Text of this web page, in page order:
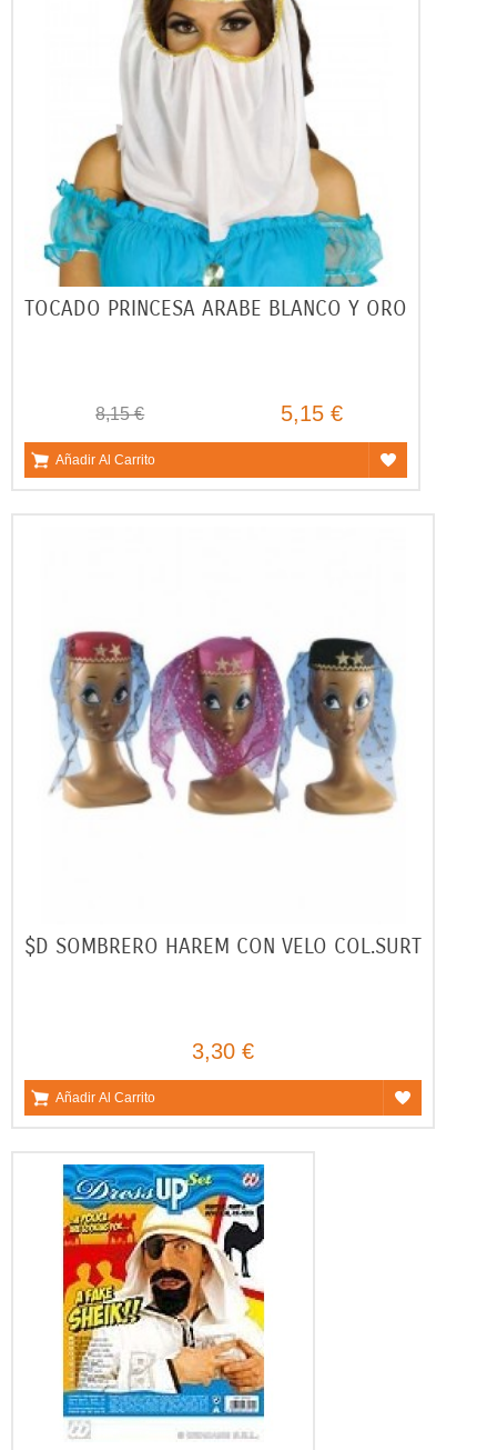
TOCADO PRINCESA ARABE BLANCO Y ORO
8,15 € 5,15 €
Añadir Al Carrito
$D SOMBRERO HAREM CON VELO COL.SURT
3,30 €
Añadir Al Carrito